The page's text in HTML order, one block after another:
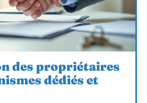
des propriétaires
dédiés et